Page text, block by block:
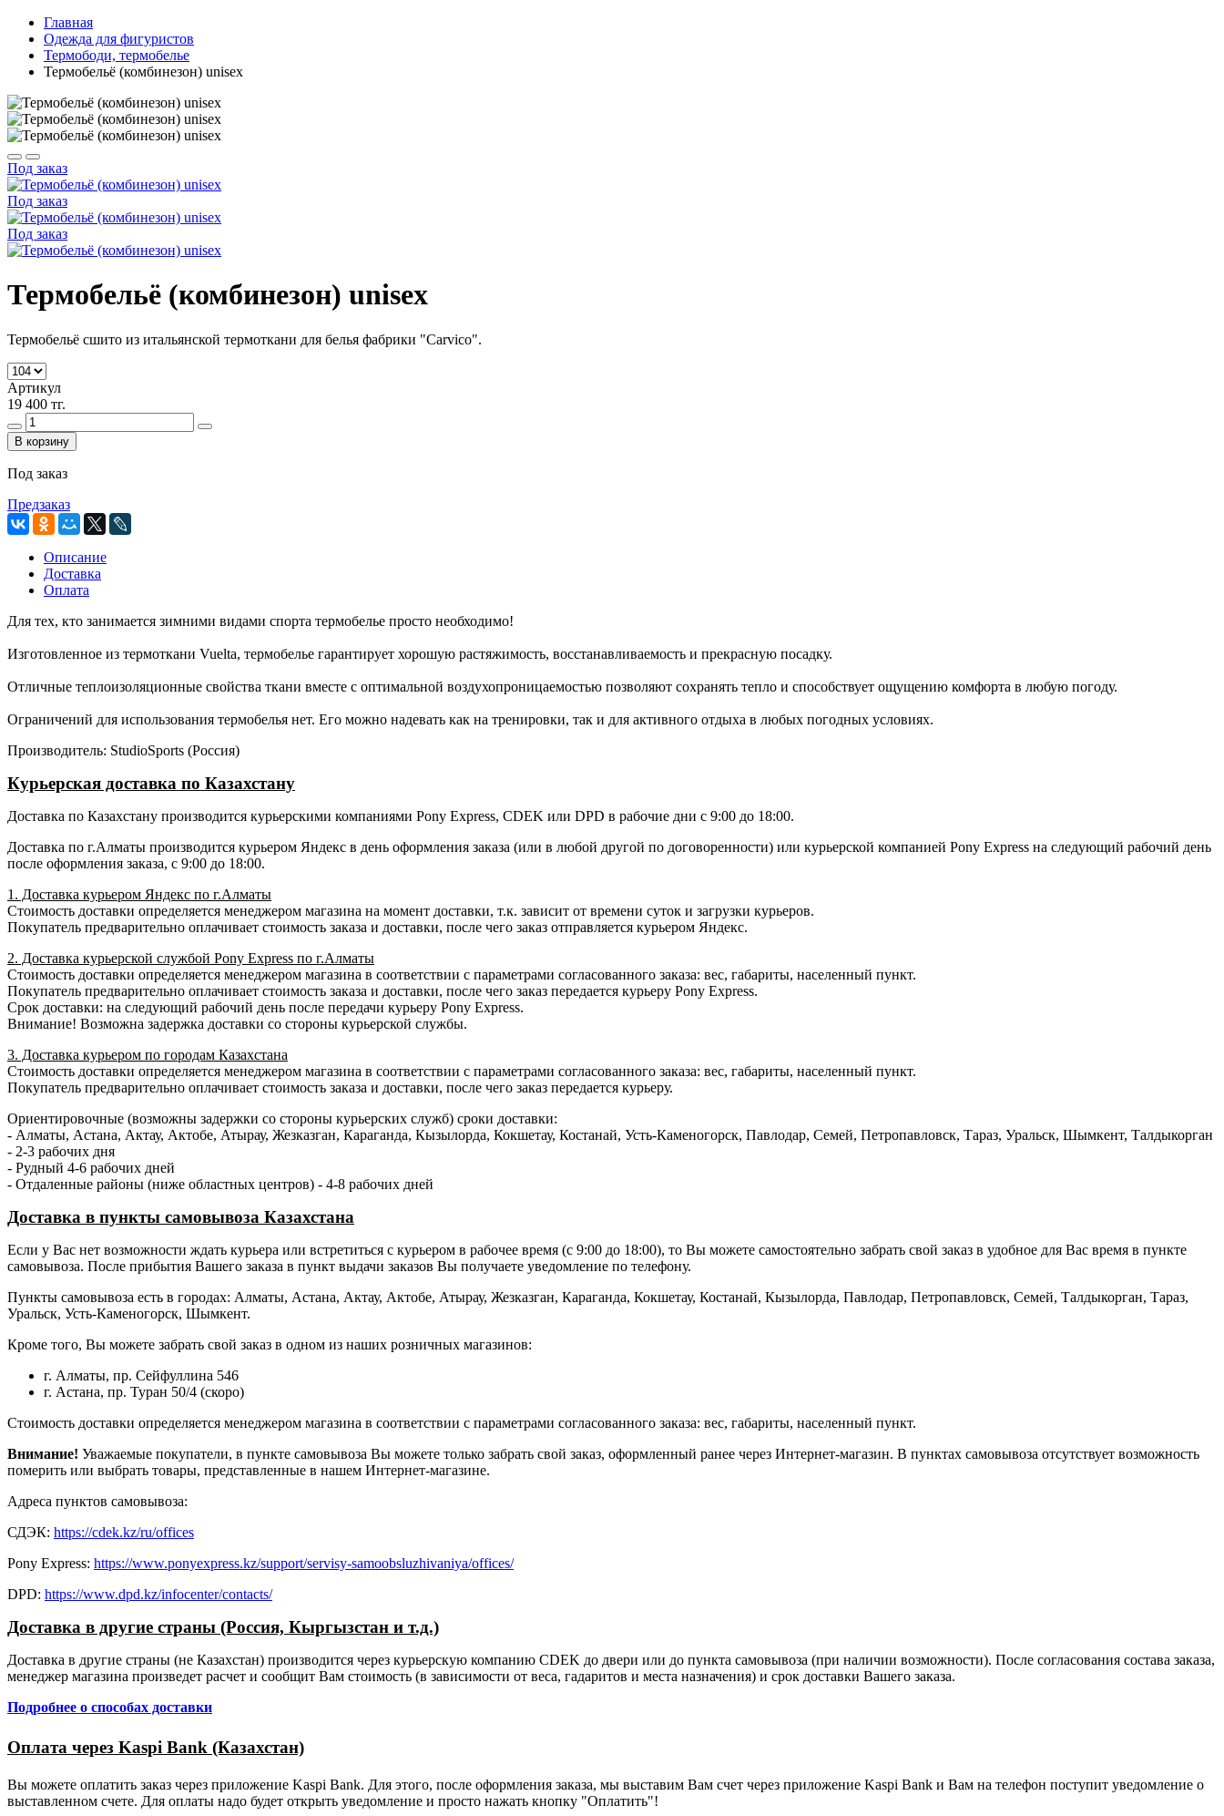
Главная
Одежда для фигуристов
Термободи, термобелье
Термобельё (комбинезон) unisex
Под заказ
Под заказ
Под заказ
Термобельё (комбинезон) unisex
Термобельё сшито из итальянской термоткани для белья фабрики "Carvico".
Артикул
19 400 тг.
В корзину
Под заказ
Предзаказ
Описание
Доставка
Оплата
Для тех, кто занимается зимними видами спорта термобелье просто необходимо!
Изготовленное из термоткани Vuelta, термобелье гарантирует хорошую растяжимость, восстанавливаемость и прекрасную посадку.
Отличные теплоизоляционные свойства ткани вместе с оптимальной воздухопроницаемостью позволяют сохранять тепло и способствует ощущению комфорта в любую погоду.
Ограничений для использования термобелья нет. Его можно надевать как на тренировки, так и для активного отдыха в любых погодных условиях.
Производитель: StudioSports (Россия)
Курьерская доставка по Казахстану
Доставка по Казахстану производится курьерскими компаниями Pony Express, CDEK или DPD в рабочие дни с 9:00 до 18:00.
Доставка по г.Алматы производится курьером Яндекс в день оформления заказа (или в любой другой по договоренности) или курьерской компанией Pony Express на следующий рабочий день
после оформления заказа, с 9:00 до 18:00.
1. Доставка курьером Яндекс по г.Алматы
Стоимость доставки определяется менеджером магазина на момент доставки, т.к. зависит от времени суток и загрузки курьеров.
Покупатель предварительно оплачивает стоимость заказа и доставки, после чего заказ отправляется курьером Яндекс.
2. Доставка курьерской службой Pony Express по г.Алматы
Стоимость доставки определяется менеджером магазина в соответствии с параметрами согласованного заказа: вес, габариты, населенный пункт.
Покупатель предварительно оплачивает стоимость заказа и доставки, после чего заказ передается курьеру Pony Express.
Срок доставки: на следующий рабочий день после передачи курьеру Pony Express.
Внимание! Возможна задержка доставки со стороны курьерской службы.
3. Доставка курьером по городам Казахстана
Стоимость доставки определяется менеджером магазина в соответствии с параметрами согласованного заказа: вес, габариты, населенный пункт.
Покупатель предварительно оплачивает стоимость заказа и доставки, после чего заказ передается курьеру.
Ориентировочные (возможны задержки со стороны курьерских служб) сроки доставки:
- Алматы, Астана, Актау, Актобе, Атырау, Жезказган, Караганда, Кызылорда, Кокшетау, Костанай, Усть-Каменогорск, Павлодар, Семей, Петропавловск, Тараз, Уральск, Шымкент, Талдыкорган
- 2-3 рабочих дня
- Рудный 4-6 рабочих дней
- Отдаленные районы (ниже областных центров) - 4-8 рабочих дней
Доставка в пункты самовывоза Казахстана
Если у Вас нет возможности ждать курьера или встретиться с курьером в рабочее время (с 9:00 до 18:00), то Вы можете самостоятельно забрать свой заказ в удобное для Вас время в пункте
самовывоза. После прибытия Вашего заказа в пункт выдачи заказов Вы получаете уведомление по телефону.
Пункты самовывоза есть в городах: Алматы, Астана, Актау, Актобе, Атырау, Жезказган, Караганда, Кокшетау, Костанай, Кызылорда, Павлодар, Петропавловск, Семей, Талдыкорган, Тараз,
Уральск, Усть-Каменогорск, Шымкент.
Кроме того, Вы можете забрать свой заказ в одном из наших розничных магазинов:
г. Алматы, пр. Сейфуллина 546
г. Астана, пр. Туран 50/4 (скоро)
Стоимость доставки определяется менеджером магазина в соответствии с параметрами согласованного заказа: вес, габариты, населенный пункт.
Внимание! Уважаемые покупатели, в пункте самовывоза Вы можете только забрать свой заказ, оформленный ранее через Интернет-магазин. В пунктах самовывоза отсутствует возможность
померить или выбрать товары, представленные в нашем Интернет-магазине.
Адреса пунктов самовывоза:
СДЭК: https://cdek.kz/ru/offices
Pony Express: https://www.ponyexpress.kz/support/servisy-samoobsluzhivaniya/offices/
DPD: https://www.dpd.kz/infocenter/contacts/
Доставка в другие страны (Россия, Кыргызстан и т.д.)
Доставка в другие страны (не Казахстан) производится через курьерскую компанию CDEK до двери или до пункта самовывоза (при наличии возможности). После согласования состава заказа,
менеджер магазина произведет расчет и сообщит Вам стоимость (в зависимости от веса, гадаритов и места назначения) и срок доставки Вашего заказа.
Подробнее о способах доставки
Оплата через Kaspi Bank (Казахстан)
Вы можете оплатить заказ через приложение Kaspi Bank. Для этого, после оформления заказа, мы выставим Вам счет через приложение Kaspi Bank и Вам на телефон поступит уведомление о
выставленном счете. Для оплаты надо будет открыть уведомление и просто нажать кнопку "Оплатить"!